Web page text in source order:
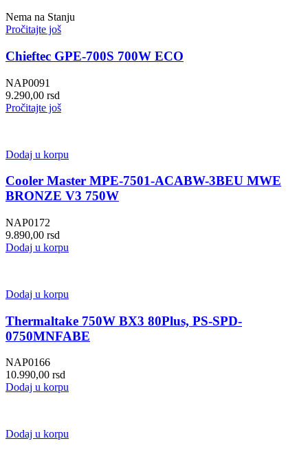
Nema na Stanju
Pročitajte još
Chieftec GPE-700S 700W ECO
NAP0091
9.290,00 rsd
Pročitajte još
Dodaj u korpu
Cooler Master MPE-7501-ACABW-3BEU MWE
BRONZE V3 750W
NAP0172
9.890,00 rsd
Dodaj u korpu
Dodaj u korpu
Thermaltake 750W BX3 80Plus, PS-SPD-
0750MNFABE
NAP0166
10.990,00 rsd
Dodaj u korpu
Dodaj u korpu